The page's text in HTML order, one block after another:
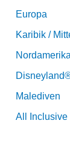
Europa
Karibik /
Nordamerika
Malediven
All Inclusive